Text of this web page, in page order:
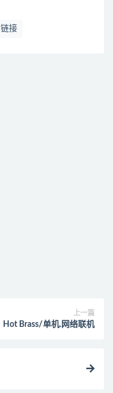
链接
上一篇
Hot Brass/单机.网络联机